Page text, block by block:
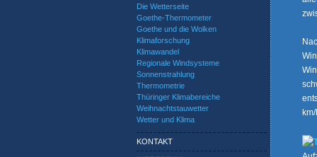
Die Wetterseite
Goethe-Thermometer
Goethe und die Wolken
Klimaforschung
Klimawandel
Regionale Windsysteme
Sonnenstrahlung
Thermometrie
Thüringer Klimabereiche
Weihnachtstauwetter
Wetter und Klima
KONTAKT